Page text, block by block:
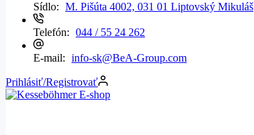
Sídlo: M. Pišúta 4002, 031 01 Liptovský Mikuláš
Telefón: 044 / 55 24 262
E-mail: info-sk@BeA-Group.com
Prihlásiť/Registrovať